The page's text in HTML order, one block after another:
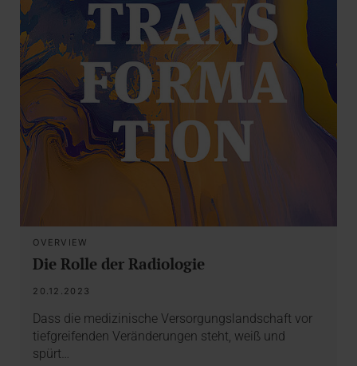
OVERVIEW
Die Rolle der Radiologie
20.12.2023
Dass die medizinische Versorgungslandschaft vor
tiefgreifenden Veränderungen steht, weiß und
spürt…